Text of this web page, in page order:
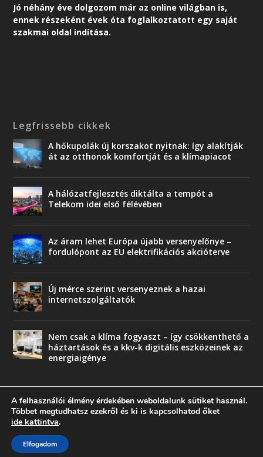
Jó néhány éve dolgozom már az online világban is,
ennek részeként évek óta foglalkoztatott egy saját
szakmai oldal indítása.
Legfrissebb cikkek
A hőkupolák új korszakot nyitnak: így alakítják
át az otthonok komfortját és a klímapiacot
A hálózatfejlesztés diktálta a tempót a
Telekom idei első félévében
Az áram lehet Európa újabb versenyelőnye –
fordulópont az EU elektrifikációs akcióterve
Új mérce szerint versenyeznek a hazai
internetszolgáltatók
Nem csak a klíma fogyaszt – így csökkenthető a
háztartások és a kkv-k digitális eszközeinek az
energiaigénye
Trend
Üzlet
A felhasználói élmény érdekében weboldalunk sütiket használ.
Többet megtudhatsz ezekről és ki is kapcsolhatod őket
ide kattintva.
Elfogadom